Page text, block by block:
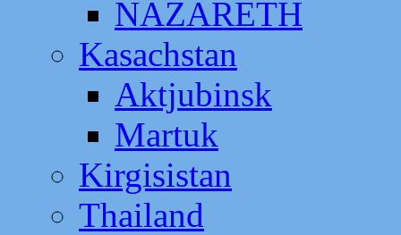
NAZARETH
Kasachstan
Aktjubinsk
Martuk
Kirgisistan
Thailand